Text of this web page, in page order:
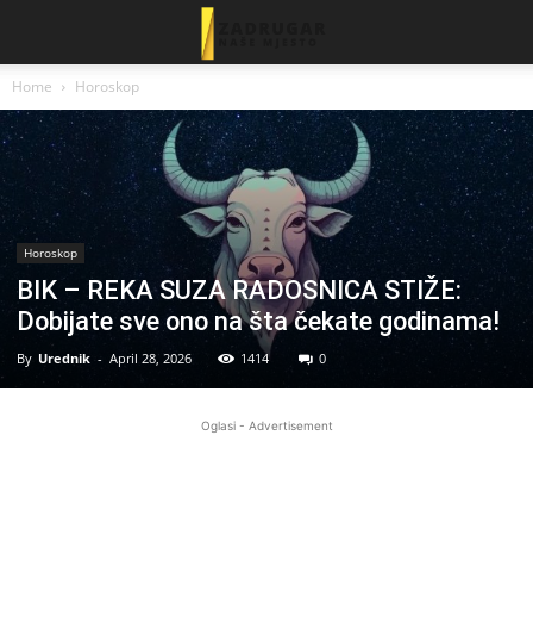
Home Horoskop
Horoskop
BIK – REKA SUZA RADOSNICA STIŽE:
Dobijate sve ono na šta čekate godinama!
By Urednik - April 28, 2026 1414 0
Oglasi - Advertisement